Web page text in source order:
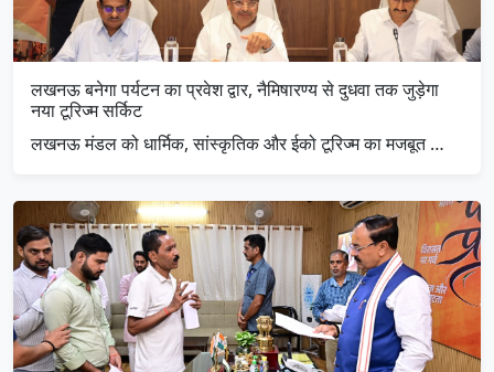
लखनऊ बनेगा पर्यटन का प्रवेश द्वार, नैमिषारण्य से दुधवा तक जुड़ेगा
नया टूरिज्म सर्किट
लखनऊ मंडल को धार्मिक, सांस्कृतिक और ईको टूरिज्म का मजबूत …